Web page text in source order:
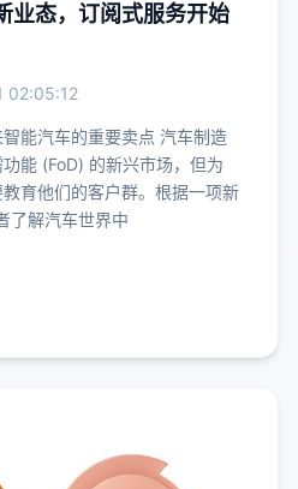
业态，订阅式服务开始
02:05:12
能汽车的重要卖点 汽车制造
能 (FoD) 的新兴市场，但为
育他们的客户群。根据一项新
了解汽车世界中